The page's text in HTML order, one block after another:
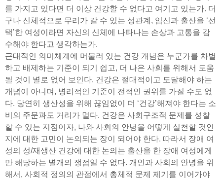
를 가지고 있다면 더 이상 건강할 수 없다고 여기고 있는가. 더
구나 신체적으로 무리가 갈 수 있는 성관계, 임신과 출산을 ‘선
택’한 여성이라면 자신의 신체에 나타나는 손상과 고통을 감
수해야 한다고 생각하는가.
근대적인 의미체계에 머물러 있는 건강 개념은 누군가를 차별
하고 배제하는 기준이 되기 쉽고, 더 나은 사회를 위해서 도움
될 것이 별로 없어 보인다. 건강은 절대적이고 도달해야 하는
개념이 아니며, 병리적인 기준이 전적인 권위를 가질 수도 없
다. 당연히 생산성을 위해 끊임없이 더 ‘건강’해져야 한다는 소
비의 주문과도 거리가 멀다. 건강은 사회구조적 문제를 성찰
할 수 있는 지점이자, 나와 사회의 안녕을 어떻게 실천할 것인
지에 대한 고민이 논의되는 장이 되어야 한다. 따라서 장애 여
성의 성/재생산 건강에 대한 논의는 출산을 한 장애 여성에게
만 해당하는 별개의 쟁점일 수 없다. 개인과 사회의 안녕을 위
해서, 사회적 정의의 관점에서 총체적 문제 제기를 이어가야